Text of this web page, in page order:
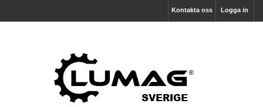
Logga in
Kontakta oss